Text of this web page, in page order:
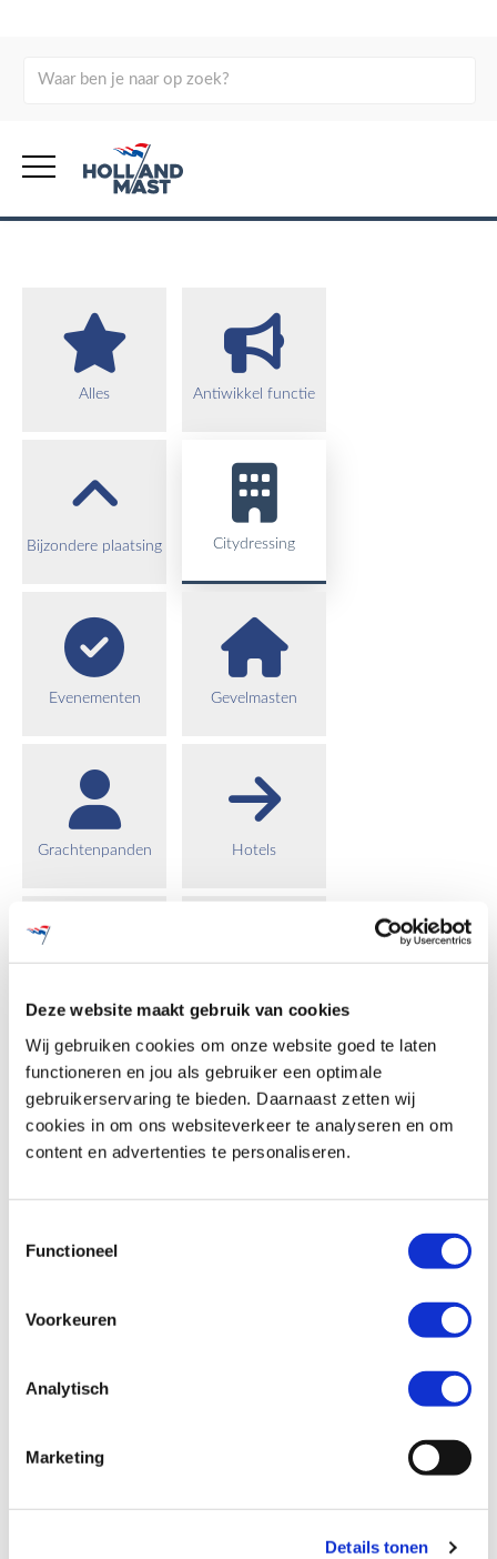
Deze website maakt gebruik van cookies
Wij gebruiken cookies om onze website goed te laten
functioneren en jou als gebruiker een optimale
gebruikerservaring te bieden. Daarnaast zetten wij
cookies in om ons websiteverkeer te analyseren en om
content en advertenties te personaliseren.
Functioneel
Voorkeuren
Analytisch
Marketing
Details tonen
Portfolio
laat je inspireren!
Alles Antiwikkel functie
Bijzondere plaatsing Citydressing
Evenementen Gevelmasten
Grachtenpanden Hotels
Kantoren Lange masten
Maritiem Monumentaal
winkelcentra